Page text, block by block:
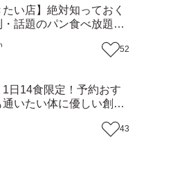
たい店】絶対知っておく
話題のパン食べ放題が
』（福岡・新宮町） 52
1日14食限定！予約おす
いたい体に優しい創作
43